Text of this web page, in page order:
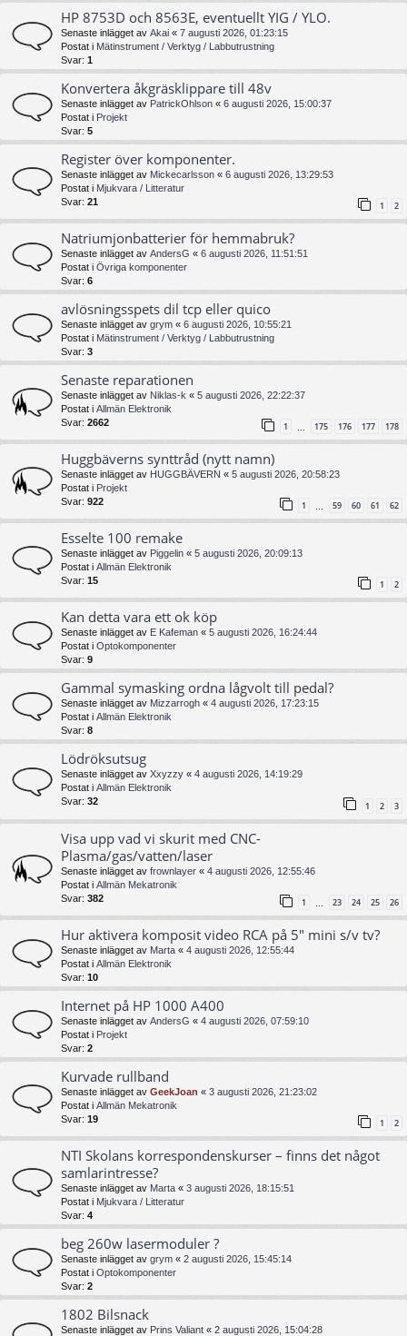
HP 8753D och 8563E, eventuellt YIG / YLO.
Senaste inlägget av Akai « 7 augusti 2026, 01:23:15
Postat i Mätinstrument / Verktyg / Labbutrustning
Svar: 1
Konvertera åkgräsklippare till 48v
Senaste inlägget av PatrickOhlson « 6 augusti 2026, 15:00:37
Postat i Projekt
Svar: 5
Register över komponenter.
Senaste inlägget av Mickecarlsson « 6 augusti 2026, 13:29:53
Postat i Mjukvara / Litteratur
Svar: 21 1 2
Natriumjonbatterier för hemmabruk?
Senaste inlägget av AndersG « 6 augusti 2026, 11:51:51
Postat i Övriga komponenter
Svar: 6
avlösningsspets dil tcp eller quico
Senaste inlägget av grym « 6 augusti 2026, 10:55:21
Postat i Mätinstrument / Verktyg / Labbutrustning
Svar: 3
Senaste reparationen
Senaste inlägget av Niklas-k « 5 augusti 2026, 22:22:37
Postat i Allmän Elektronik
Svar: 2662 1 … 175 176 177 178
Huggbäverns synttråd (nytt namn)
Senaste inlägget av HUGGBÄVERN « 5 augusti 2026, 20:58:23
Postat i Projekt
Svar: 922 1 … 59 60 61 62
Esselte 100 remake
Senaste inlägget av Piggelin « 5 augusti 2026, 20:09:13
Postat i Allmän Elektronik
Svar: 15 1 2
Kan detta vara ett ok köp
Senaste inlägget av E Kafeman « 5 augusti 2026, 16:24:44
Postat i Optokomponenter
Svar: 9
Gammal symasking ordna lågvolt till pedal?
Senaste inlägget av Mizzarrogh « 4 augusti 2026, 17:23:15
Postat i Allmän Elektronik
Svar: 8
Lödröksutsug
Senaste inlägget av Xxyzzy « 4 augusti 2026, 14:19:29
Postat i Allmän Elektronik
Svar: 32 1 2 3
Visa upp vad vi skurit med CNC-
Plasma/gas/vatten/laser
Senaste inlägget av frownlayer « 4 augusti 2026, 12:55:46
Postat i Allmän Mekatronik
Svar: 382 1 23 24 25 26
Hur aktivera komposit video RCA på 5" mini s/v tv?
Senaste inlägget av Marta « 4 augusti 2026, 12:55:44
Postat i Allmän Elektronik
Svar: 10
Internet på HP 1000 A400
Senaste inlägget av AndersG « 4 augusti 2026, 07:59:10
Postat i Projekt
Svar: 2
Kurvade rullband
Senaste inlägget av GeekJoan « 3 augusti 2026, 21:23:02
Postat i Allmän Mekatronik
Svar: 19 1 2
NTI Skolans korrespondenskurser – finns det något
samlarintresse?
Senaste inlägget av Marta « 3 augusti 2026, 18:15:51
Postat i Mjukvara / Litteratur
Svar: 4
beg 260w lasermoduler ?
Senaste inlägget av grym « 2 augusti 2026, 15:45:14
Postat i Optokomponenter
Svar: 2
1802 Bilsnack
Senaste inlägget av Prins Valiant « 2 augusti 2026, 15:04:28